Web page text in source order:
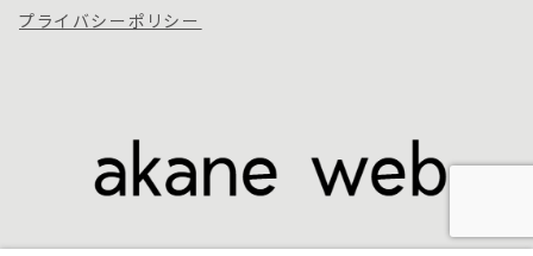
プライバシーポリシー